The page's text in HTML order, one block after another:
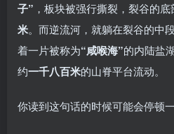
子” ，板块被强行撕裂，裂谷的
米。而逆流河，就躺在裂谷的
着一片被称为“咸喉海”的内陆盐
约一千八百米的山脊平台流动。
你读到这句话的时候可能会停顿一